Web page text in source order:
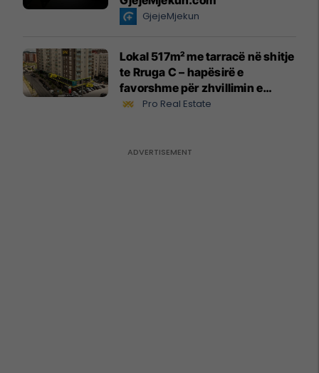
GjejeMjekun
Lokal 517m² me tarracë në shitje
te Rruga C – hapësirë e
favorshme për zhvillimin e
biznesit #15796
Pro Real Estate